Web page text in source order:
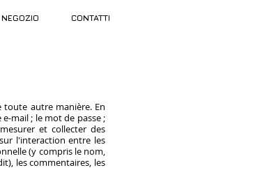
NEGOZIO CONTATTI
autre manière. En
mail ; le mot de passe ;
et collecter des
l'interaction entre les
(y compris le nom,
les commentaires, les